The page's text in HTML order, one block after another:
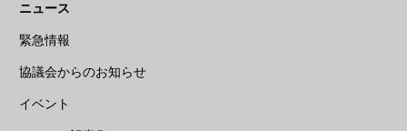
ニュース
緊急情報
協議会からのお知らせ
イベント